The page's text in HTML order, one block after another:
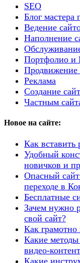
SEO
Блог мастера
Ведение
Наполнение
Портфолио и
Продвижение
Реклама
Создание
Частным
Новое на сайте:
Как вставить
Удобный
новичков и
Опасный
переходе в
Бесплатные
Зачем нужно
свой сайт?
Как грамотно
Какие
видео-
Какие